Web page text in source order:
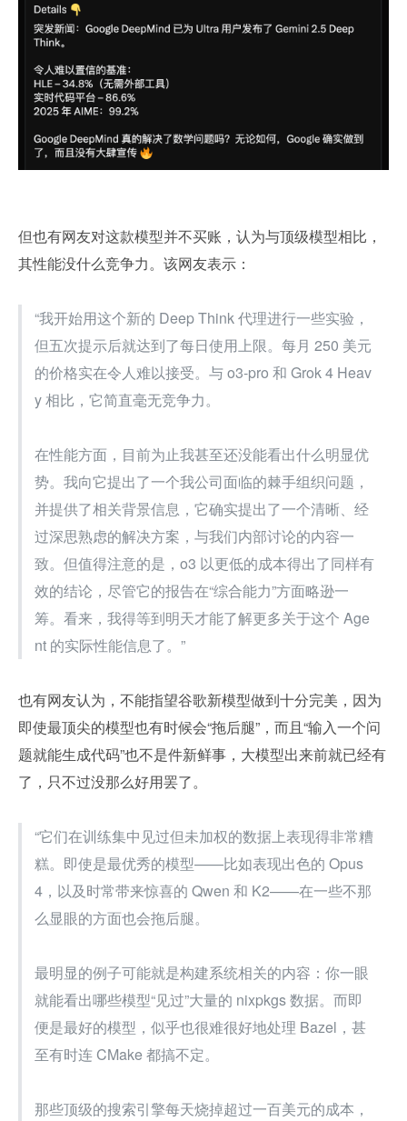
但也有网友对这款模型并不买账，认为与顶级模型相比，
其性能没什么竞争力。该网友表示：
“我开始用这个新的 Deep Think 代理进行一些实验，
但五次提示后就达到了每日使用上限。每月 250 美元
的价格实在令人难以接受。与 o3-pro 和 Grok 4 Heav
y 相比，它简直毫无竞争力。
在性能方面，目前为止我甚至还没能看出什么明显优
势。我向它提出了一个我公司面临的棘手组织问题，
并提供了相关背景信息，它确实提出了一个清晰、经
过深思熟虑的解决方案，与我们内部讨论的内容一
致。但值得注意的是，o3 以更低的成本得出了同样有
效的结论，尽管它的报告在“综合能力”方面略逊一
筹。看来，我得等到明天才能了解更多关于这个 Age
nt 的实际性能信息了。”
也有网友认为，不能指望谷歌新模型做到十分完美，因为
即使最顶尖的模型也有时候会“拖后腿”，而且“输入一个问
题就能生成代码”也不是件新鲜事，大模型出来前就已经有
了，只不过没那么好用罢了。
“它们在训练集中见过但未加权的数据上表现得非常糟
糕。即使是最优秀的模型——比如表现出色的 Opus
4，以及时常带来惊喜的 Qwen 和 K2——在一些不那
么显眼的方面也会拖后腿。
最明显的例子可能就是构建系统相关的内容：你一眼
就能看出哪些模型“见过”大量的 nixpkgs 数据。而即
便是最好的模型，似乎也很难很好地处理 Bazel，甚
至有时连 CMake 都搞不定。
那些顶级的搜索引擎每天烧掉超过一百美元的成本，